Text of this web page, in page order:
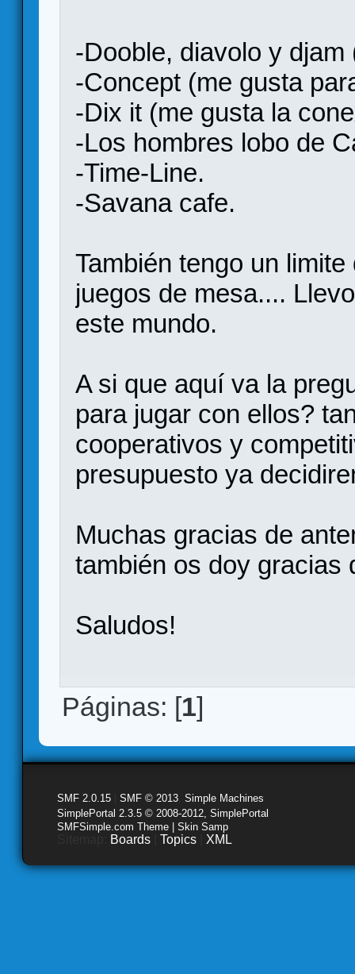
-Dooble, diavolo y
-Concept (me gusta
-Dix it (me gusta la
-Los hombres lobo de
-Time-Line.
-Savana cafe.
También tengo un
juegos de mesa....
este mundo.
A si que aquí va la
para jugar con ellos?
cooperativos y
presupuesto ya
Muchas gracias de
también os doy gracias
Saludos!
Páginas: [1]
SMF 2.0.15 SMF © 2013 Simple Machines
SimplePortal 2.3.5 © 2008-2012, SimplePortal
SMFSimple.com Theme | Skin Samp
Boards Topics XML